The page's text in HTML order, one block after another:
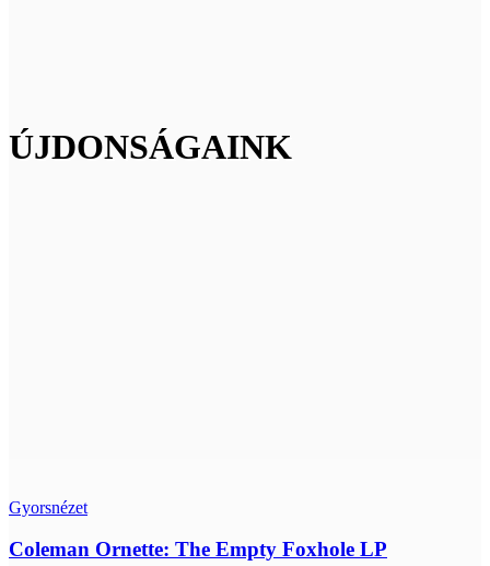
ÚJDONSÁGAINK
Gyorsnézet
Coleman Ornette: The Empty Foxhole LP